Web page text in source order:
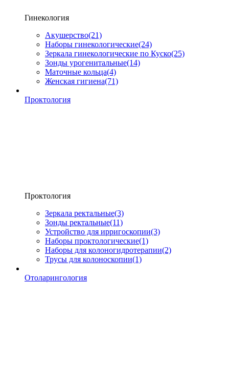
Гинекология
Акушерство(21)
Наборы гинекологические(24)
Зеркала гинекологические по Куско(25)
Зонды урогенитальные(14)
Маточные кольца(4)
Женская гигиена(71)
Проктология
Проктология
Зеркала ректальные(3)
Зонды ректальные(11)
Устройство для ирригоскопии(3)
Наборы проктологические(1)
Наборы для колоногидротерапии(2)
Трусы для колоноскопии(1)
Отоларингология